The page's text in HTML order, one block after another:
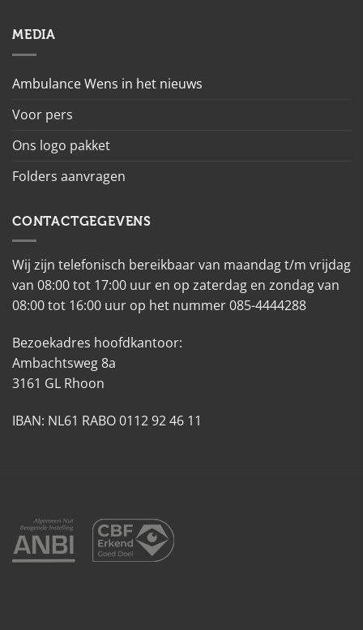
MEDIA
Ambulance Wens in het nieuws
Voor pers
Ons logo pakket
Folders aanvragen
CONTACTGEGEVENS
Wij zijn telefonisch bereikbaar van maandag t/m vrijdag
van 08:00 tot 17:00 uur en op zaterdag en zondag van
08:00 tot 16:00 uur op het nummer 085-4444288
Bezoekadres hoofdkantoor:
Ambachtsweg 8a
3161 GL Rhoon
IBAN: NL61 RABO 0112 92 46 11